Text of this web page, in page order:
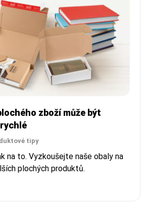
zboží může být
tipy
na to. Vyzkoušejte naše obaly na
plochých produktů.